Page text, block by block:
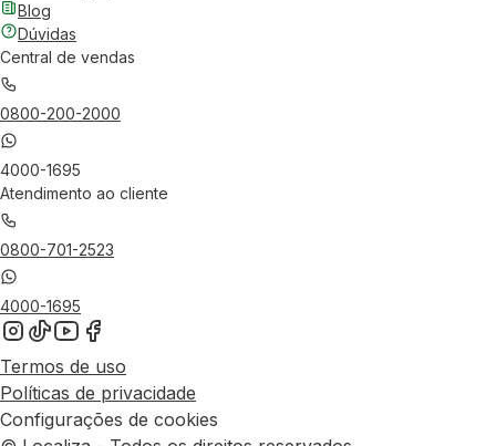
Blog
Dúvidas
Central de vendas
0800-200-2000
4000-1695
Atendimento ao cliente
0800-701-2523
4000-1695
Termos de uso
Políticas de privacidade
Configurações de cookies